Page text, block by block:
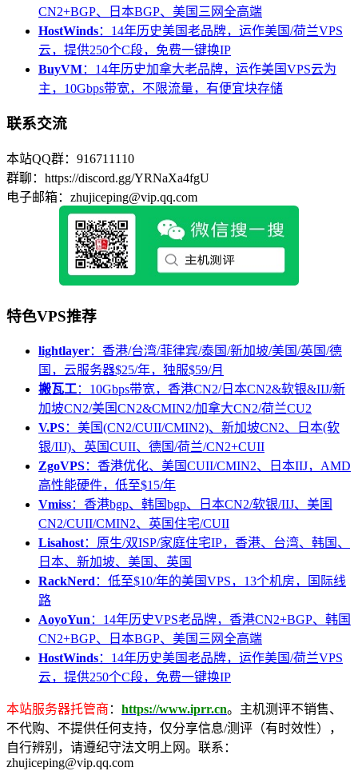
CN2+BGP、日本BGP、美国三网全高端
HostWinds：14年历史美国老品牌，运作美国/荷兰VPS
云，提供250个C段，免费一键换IP
BuyVM：14年历史加拿大老品牌，运作美国VPS云为
主，10Gbps带宽，不限流量，有便宜块存储
联系交流
本站QQ群：916711110
群聊：https://discord.gg/YRNaXa4fgU
电子邮箱：zhujiceping@vip.qq.com
特色VPS推荐
lightlayer：香港/台湾/菲律宾/泰国/新加坡/美国/英国/德
国，云服务器$25/年，独服$59/月
搬瓦工：10Gbps带宽，香港CN2/日本CN2&软银&IIJ/新
加坡CN2/美国CN2&CMIN2/加拿大CN2/荷兰CU2
V.PS：美国(CN2/CUII/CMIN2)、新加坡CN2、日本(软
银/IIJ)、英国CUII、德国/荷兰/CN2+CUII
ZgoVPS：香港优化、美国CUII/CMIN2、日本IIJ，AMD
高性能硬件，低至$15/年
Vmiss：香港bgp、韩国bgp、日本CN2/软银/IIJ、美国
CN2/CUII/CMIN2、英国住宅/CUII
Lisahost：原生/双ISP/家庭住宅IP，香港、台湾、韩国、
日本、新加坡、美国、英国
RackNerd ：低至$10/年的美国VPS，13个机房，国际线
路
AoyoYun ：14年历史VPS老品牌，香港CN2+BGP、韩国
CN2+BGP、日本BGP、美国三网全高端
HostWinds：14年历史美国老品牌，运作美国/荷兰VPS
云，提供250个C段，免费一键换IP
本站服务器托管商 ： https://www.iprr.cn。主机测评不销售、
不代购、不提供任何支持，仅分享信息/测评（有时效性），
自行辨别，请遵纪守法文明上网。联系：
zhujiceping@vip.qq.com